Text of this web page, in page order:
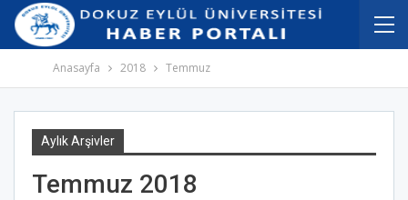
İçeriğe
atla
Navigasyona
atla
Anasayfa 2018 Temmuz
Aylık Arşivler
Temmuz 2018